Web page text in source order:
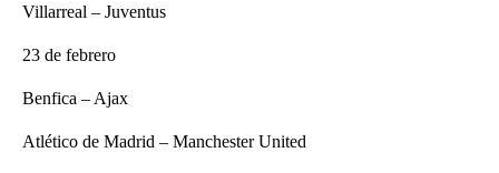
Villarreal – Juventus
23 de febrero
Benfica – Ajax
Atlético de Madrid – Manchester United